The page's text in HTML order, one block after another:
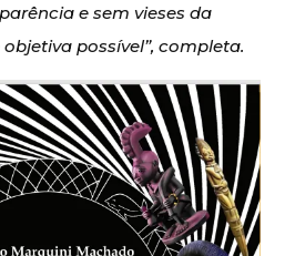
e sem vieses da
possível”, completa.